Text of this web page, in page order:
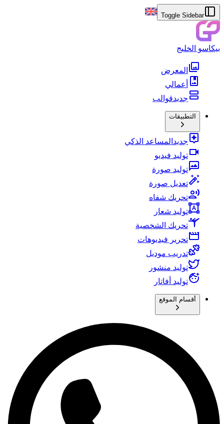
Toggle Sidebar
بيكاسو الخليج
المعرض
أعمالي
جديدقوالب
التطبيقات
جديد المساعد الذكي
توليد فيديو
توليد صورة
تعديل صورة
تحريك شفاه
توليد شعار
تحريك الشخصية
تحرير فيديوهات
تدريب موديل
توليد منشور
توليد أفاتار
أقسام الموقع